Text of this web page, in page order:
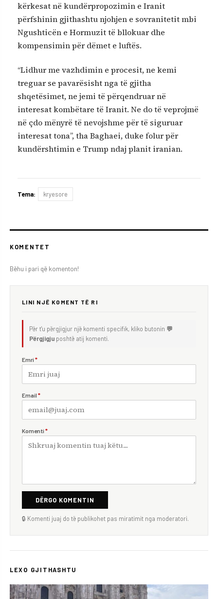
kërkesat në kundërpropozimin e Iranit
përfshinin gjithashtu njohjen e sovranitetit mbi
Ngushticën e Hormuzit të bllokuar dhe
kompensimin për dëmet e luftës.
“Lidhur me vazhdimin e procesit, ne kemi
treguar se pavarësisht nga të gjitha
shqetësimet, ne jemi të përqendruar në
interesat kombëtare të Iranit. Ne do të veprojmë
në çdo mënyrë të nevojshme për të siguruar
interesat tona”, tha Baghaei, duke folur për
kundërshtimin e Trump ndaj planit iranian.
Tema: kryesore
KOMENTET
Bëhu i pari që komenton!
LINI NJË KOMENT TË RI
Për t'u përgjigjur një komenti specifik, kliko butonin 💬
Përgjigju poshtë atij komenti.
Emri *
Email *
Komenti *
DËRGO KOMENTIN
🔒 Komenti juaj do të publikohet pas miratimit nga moderatori.
LEXO GJITHASHTU